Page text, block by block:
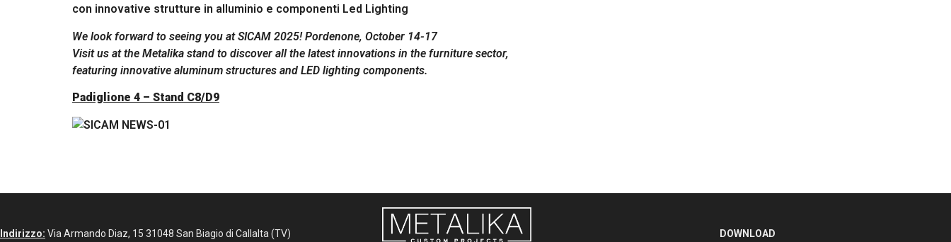
con innovative strutture in alluminio e componenti Led Lighting
We look forward to seeing you atSICAM 2025! Pordenone, October 14-17
Visit us at the Metalika stand to discover all the latest innovations in the furniture sector,
featuring innovative aluminum structures and LED lighting components.
Padiglione 4 – Stand C8/D9
Indirizzo: Via Armando Diaz, 15 31048 San Biagio di Callalta (TV) DOWNLOAD